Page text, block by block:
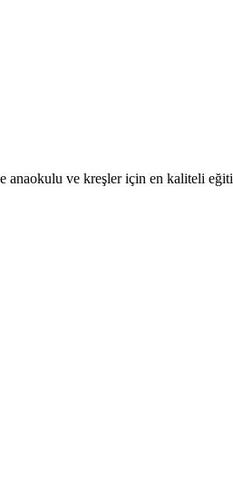
ve kreşler için en kaliteli